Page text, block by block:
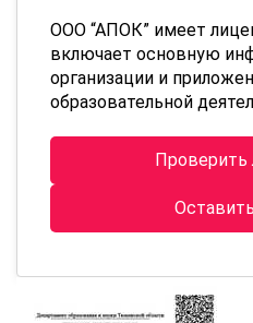
ООО “АПОК” имеет
включает основную
организации и
образовательной